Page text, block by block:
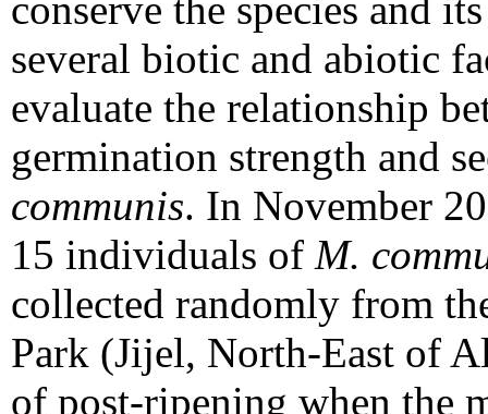
conserve the species and
several biotic and abiotic
evaluate the relationship
germination strength and
communis. In November
15 individuals of M.
collected randomly from
Park (Jijel, North-East of
of post-ripening when the